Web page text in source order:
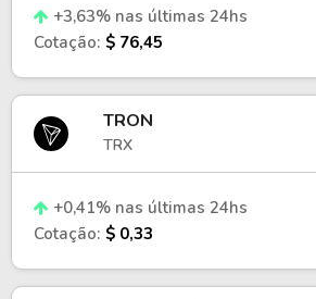
+3,63% nas últimas 24hs
Cotação: $ 76,45
TRON
TRX
+0,41% nas últimas 24hs
Cotação: $ 0,33